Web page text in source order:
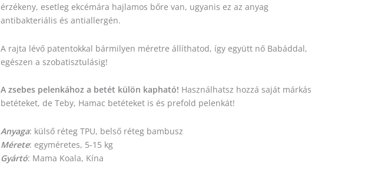
érzékeny, esetleg ekcémára hajlamos bőre van, ugyanis ez az anyag
antibakteriális és antiallergén.
A rajta lévő patentokkal bármilyen méretre állíthatod, így együtt nő Babáddal,
egészen a szobatisztulásig!
A zsebes pelenkához a betét külön kapható! Használhatsz hozzá saját márkás
betéteket, de Teby, Hamac betéteket is és prefold pelenkát!
Anyaga: külső réteg TPU, belső réteg bambusz
Mérete: egyméretes, 5-15 kg
Gyártó: Mama Koala, Kína